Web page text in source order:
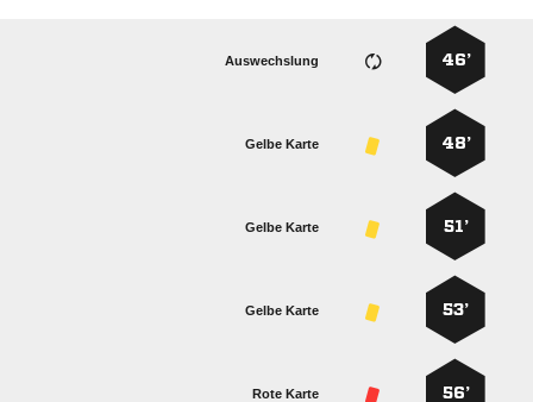
46’
Auswechslung
48’
Gelbe Karte
51’
Gelbe Karte
53’
Gelbe Karte
56’
Rote Karte